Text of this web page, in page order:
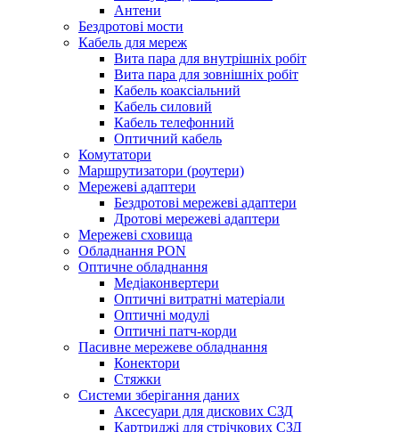
Антени
Бездротові мости
Кабель для мереж
Вита пара для внутрішніх робіт
Вита пара для зовнішніх робіт
Кабель коаксіальний
Кабель силовий
Кабель телефонний
Оптичний кабель
Комутатори
Маршрутизатори (роутери)
Мережеві адаптери
Бездротові мережеві адаптери
Дротові мережеві адаптери
Мережеві сховища
Обладнання PON
Оптичне обладнання
Медіаконвертери
Оптичні витратні матеріали
Оптичні модулі
Оптичні патч-корди
Пасивне мережеве обладнання
Конектори
Стяжки
Системи зберігання даних
Аксесуари для дискових СЗД
Картриджі для стрічкових СЗД